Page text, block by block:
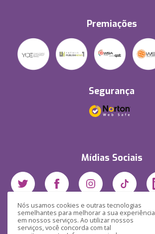
Nós usamos cookies e outras tecnologias
semelhantes para melhorar a sua experiência
em nossos serviços. Ao utilizar nossos
serviços, você concorda com tal
Premiações
Segurança
Mídias Sociais